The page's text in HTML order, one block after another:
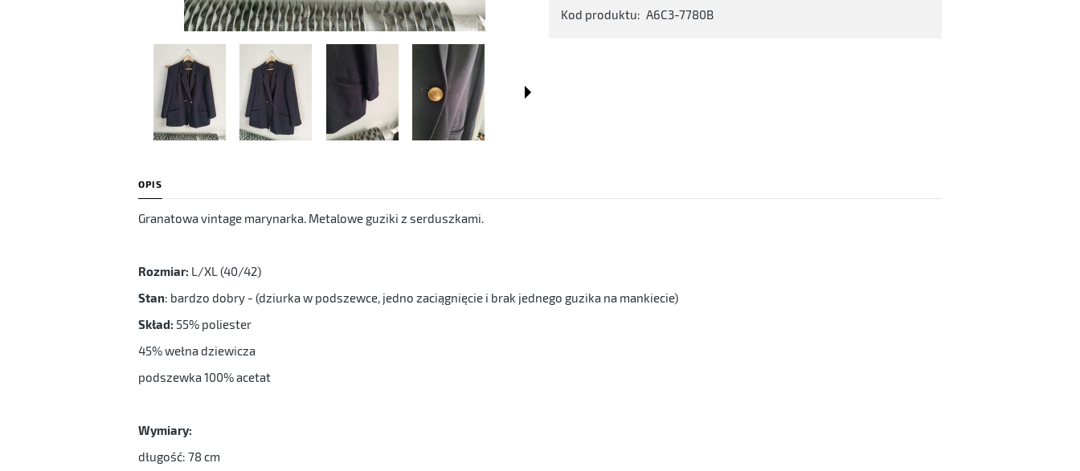
Kod produktu: A6C3-7780B
OPIS
Granatowa vintage marynarka. Metalowe guziki z serduszkami.
Rozmiar: L/XL (40/42)
Stan: bardzo dobry - (dziurka w podszewce, jedno zaciągnięcie i brak jednego guzika na mankiecie)
Skład: 55% poliester
45% wełna dziewicza
podszewka 100% acetat
Wymiary:
długość: 78 cm